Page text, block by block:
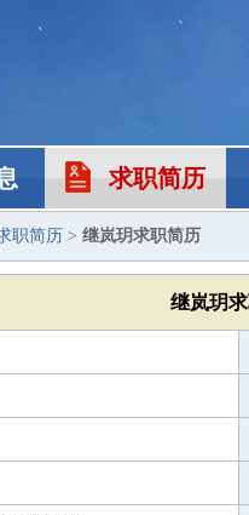
求职简历
职简历 > 继岚玥求职简历
继岚玥